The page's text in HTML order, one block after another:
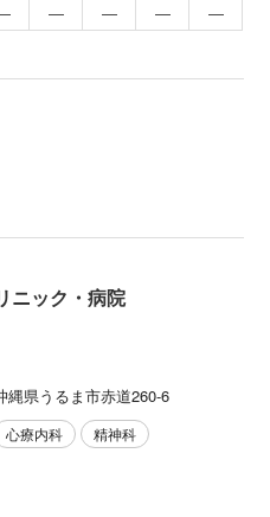
― ― ― ―
ニック・病院
縄県うるま市赤道260-6
心療内科 精神科